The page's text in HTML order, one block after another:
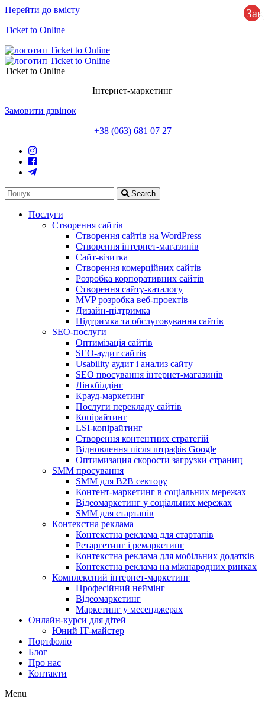
Перейти до вмісту
Ticket to Online
Ticket to Online
Інтернет-маркетинг
Замовити дзвінок
+38 (063) 681 07 27
Search
Послуги
Створення сайтів
Створення сайтів на WordPress
Створення інтернет-магазинів
Сайт-візитка
Створення комерційних сайтів
Розробка корпоративних сайтів
Створення сайту-каталогу
MVP розробка веб-проектів
Дизайн-підтримка
Підтримка та обслуговування сайтів
SEO-послуги
Оптимізація сайтів
SEO-аудит сайтів
Usability аудит і анализ сайту
SEO просування інтернет-магазинів
Лінкбілдінг
Крауд-маркетинг
Послуги перекладу сайтів
Копірайтинг
LSI-копірайтинг
Створення контентних стратегій
Відновлення після штрафів Google
Оптимизация скорости загрузки страниц
SMM просування
SMM для B2B сектору
Контент-маркетинг в соціальних мережах
Відеомаркетинг у соціальних мережах
SMM для стартапів
Контекстна реклама
Контекстна реклама для стартапів
Ретаргетинг і ремаркетинг
Контекстна реклама для мобільних додатків
Контекстна реклама на міжнародних ринках
Комплексний інтернет-маркетинг
Професійний неймінг
Відеомаркетинг
Маркетинг у месенджерах
Онлайн-курси для дітей
Юний ІТ-майстер
Портфоліо
Блог
Про нас
Контакти
Menu